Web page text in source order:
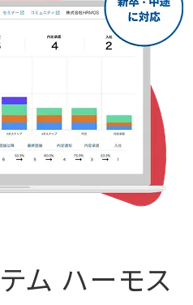
ム ハーモス